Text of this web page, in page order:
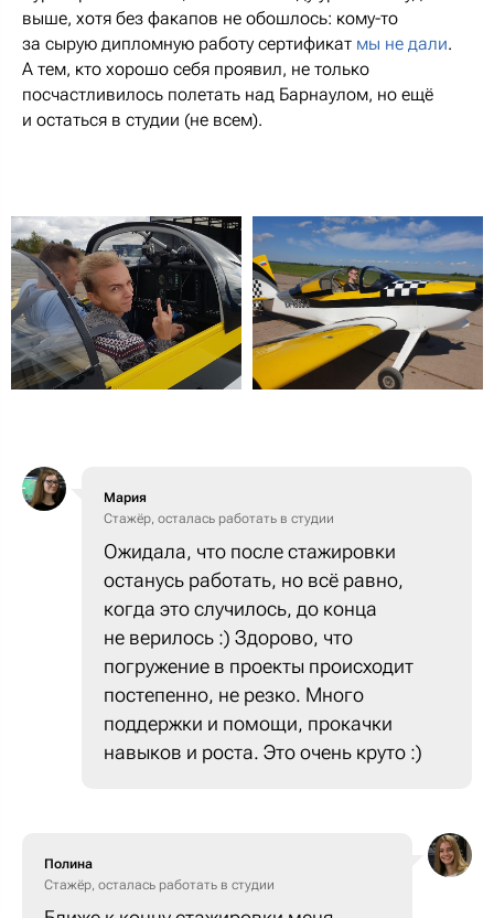
выше, хотя без факапов не обошлось: кому-то
за сырую дипломную работу сертификат мы не дали.
А тем, кто хорошо себя проявил, не только
посчастливилось полетать над Барнаулом, но ещё
и остаться в студии (не всем).
Мария
Cтажёр, осталась работать в студии
Ожидала, что после стажировки
останусь работать, но всё равно,
когда это случилось, до конца
не верилось :) Здорово, что
погружение в проекты происходит
постепенно, не резко. Много
поддержки и помощи, прокачки
навыков и роста. Это очень круто :)
Полина
Cтажёр, осталась работать в студии